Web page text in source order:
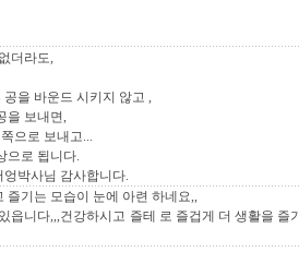
더라도,
을 바운드 시키지 않고 ,
을 보내면,
으로 보내고...
으로 됩니다.
박사님 감사합니다.
즐기는 모습이 눈에 아련 하네요,,
읍니다,,,건강하시고 즐테 로 즐겁게 더 생활을 즐기